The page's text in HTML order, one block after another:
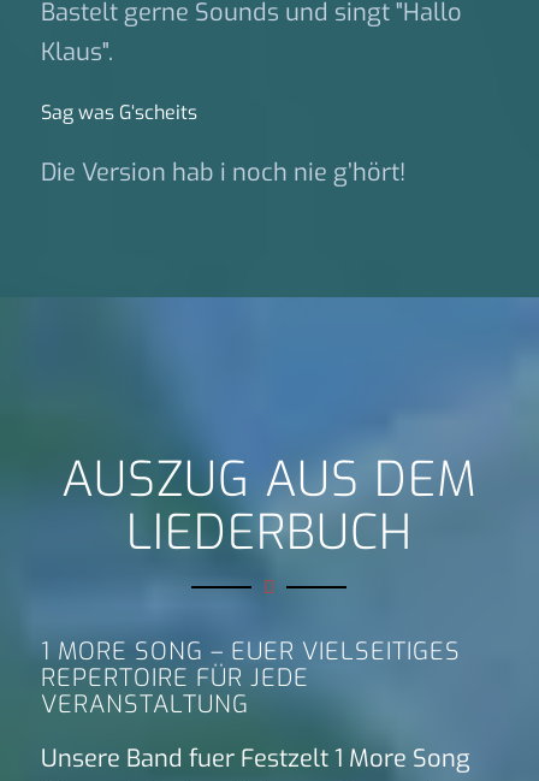
Bastelt gerne Sounds und singt "Hallo
Klaus".
Sag was G‘scheits
Die Version hab i noch nie g’hört!
AUSZUG AUS DEM
LIEDERBUCH
1 MORE SONG – EUER VIELSEITIGES
REPERTOIRE FÜR JEDE
VERANSTALTUNG
Unsere Band fuer Festzelt 1 More Song